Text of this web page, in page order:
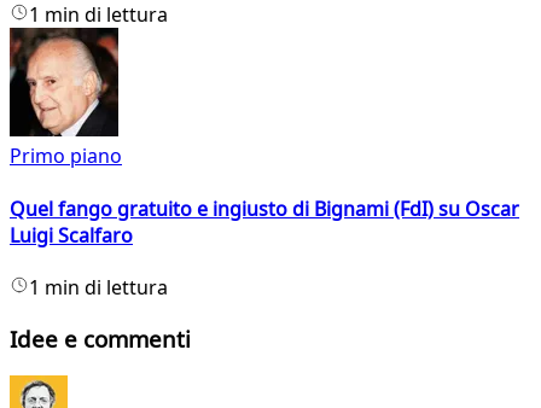
1 min di lettura
Primo piano
Quel fango gratuito e ingiusto di Bignami (FdI) su Oscar
Luigi Scalfaro
1 min di lettura
Idee e commenti